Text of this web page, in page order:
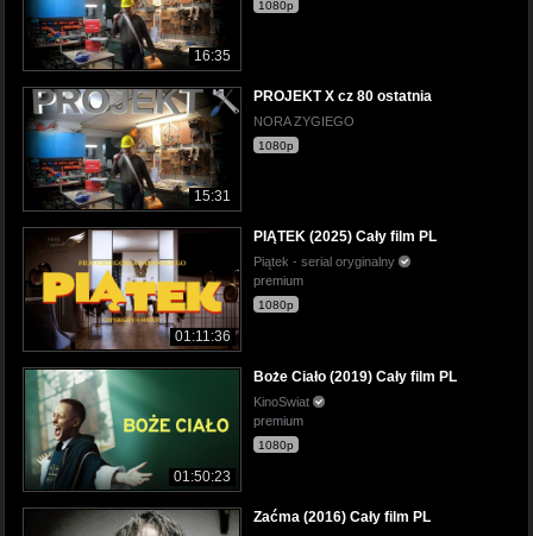
16:35
1080p
15:31
PROJEKT X cz 80 ostatnia
NORA ZYGIEGO
1080p
01:11:36
PIĄTEK (2025) Cały film PL
Piątek - serial oryginalny
premium
1080p
01:50:23
Boże Ciało (2019) Cały film PL
KinoSwiat
premium
1080p
Zaćma (2016) Cały film PL